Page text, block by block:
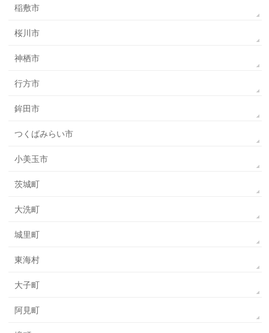
稲敷市
桜川市
神栖市
行方市
鉾田市
つくばみらい市
小美玉市
茨城町
大洗町
城里町
東海村
大子町
阿見町